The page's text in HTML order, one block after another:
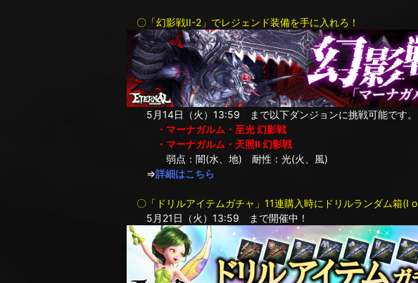
〇「幻影戦II-2」でレジェンド装備を手に入れろ！
5月14日（火）13:59 まで以下ダンジョンに挑戦可能です。
・マーナガルム・至光 幻影戦
・マーナガルム・天照II 幻影戦
弱点：闇(水、地) 耐性：光(火、風)
⇒詳細はこちら
〇「ドリルアイテムガチャ」11連購入時にドリルランダム箱(I
5月21日（火）13:59 まで開催中！